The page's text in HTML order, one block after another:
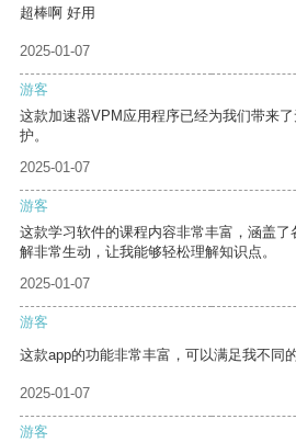
超棒啊 好用
2025-01-07
游客
这款加速器VPM应用程序已经为我们带来
护。
2025-01-07
游客
这款学习软件的课程内容非常丰富，涵盖
解非常生动，让我能够轻松理解知识点。
2025-01-07
游客
这款app的功能非常丰富，可以满足我不同
2025-01-07
游客